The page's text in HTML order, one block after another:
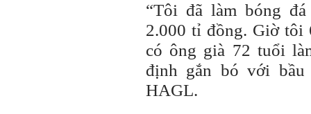
“Tôi đã làm bóng
2.000 tỉ đồng. Giờ tôi
có ông già 72 tuổi
định gắn bó với
HAGL.